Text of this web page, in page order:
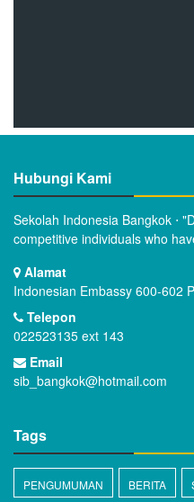
Hubungi Kami
Sekolah Indonesia Bangkok ⋅
competitive individuals who
Alamat
Indonesian Embassy 600-602
Telepon
022523135 ext 143
Email
sib_bangkok@hotmail.com
Tags
PENGUMUMAN BERITA